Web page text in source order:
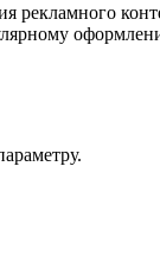
рекламного